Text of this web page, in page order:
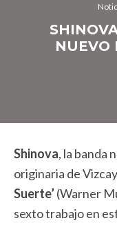
NUEVO
Shinova, la banda
originaria de
Suerte’(Warner
sexto trabajo en